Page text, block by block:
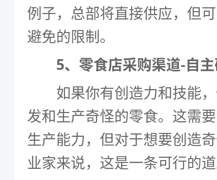
例子，总部将直接供应，但
避免的限制。
5、零食店采购渠道-自
如果你有创造力和技能，
发和生产奇怪的零食。这需
生产能力，但对于想要创造
业家来说，这是一条可行的